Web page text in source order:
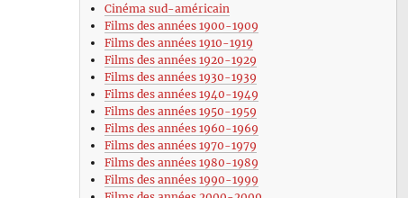
Cinéma sud-américain
Films des années 1900-1909
Films des années 1910-1919
Films des années 1920-1929
Films des années 1930-1939
Films des années 1940-1949
Films des années 1950-1959
Films des années 1960-1969
Films des années 1970-1979
Films des années 1980-1989
Films des années 1990-1999